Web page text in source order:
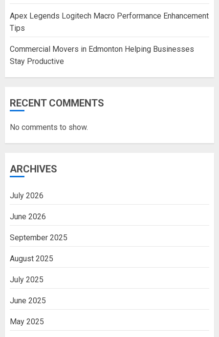
Apex Legends Logitech Macro Performance Enhancement
Tips
Commercial Movers in Edmonton Helping Businesses
Stay Productive
RECENT COMMENTS
No comments to show.
ARCHIVES
July 2026
June 2026
September 2025
August 2025
July 2025
June 2025
May 2025